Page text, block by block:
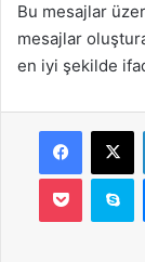
Bu mesajlar
mesajlar
en iyi şekilde
X
Pocket